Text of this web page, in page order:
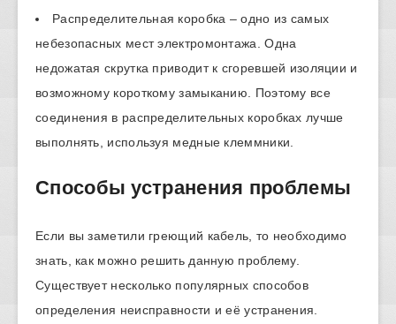
Распределительная коробка – одно из самых
небезопасных мест электромонтажа. Одна
недожатая скрутка приводит к сгоревшей изоляции и
возможному короткому замыканию. Поэтому все
соединения в распределительных коробках лучше
выполнять, используя медные клеммники.
Способы устранения проблемы
Если вы заметили греющий кабель, то необходимо
знать, как можно решить данную проблему.
Существует несколько популярных способов
определения неисправности и её устранения.